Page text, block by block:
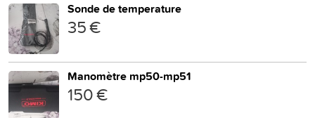
Sonde de temperature
35 €
Manomètre mp50-mp51
150 €